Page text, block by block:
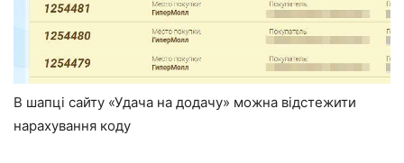
В шапці сайту «Удача на додачу» можна відстежити
нарахування коду